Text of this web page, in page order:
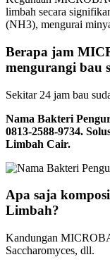
limbah secara
(NH3), mengurai
Berapa jam
mengurangi bau
Sekitar 24 jam bau
Nama Bakteri
0813-2588-9734.
Limbah Cair.
Apa saja
Limbah?
Kandungan
Saccharomyces, dll.